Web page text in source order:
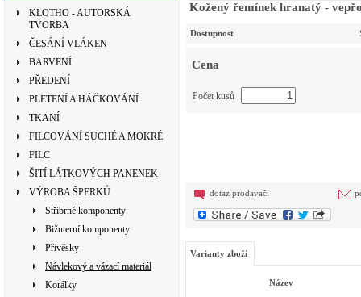
KLOTHO - AUTORSKÁ
TVORBA
ČESÁNÍ VLÁKEN
BARVENÍ
PŘEDENÍ
PLETENÍ A HÁČKOVÁNÍ
TKANÍ
FILCOVÁNÍ SUCHÉ A MOKRÉ
FILC
ŠITÍ LÁTKOVÝCH PANENEK
VÝROBA ŠPERKŮ
Stříbrné komponenty
Bižuterní komponenty
Přívěsky
Návlekový a vázací materiál
Korálky
Kožený řemínek hranatý -
Dostupnost
Cena
Počet kusů
dotaz prodavači
Varianty zboží
Název